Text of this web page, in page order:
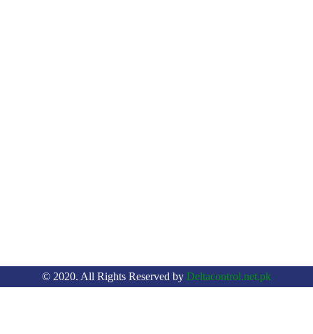
© 2020. All Rights Reserved by Deltacontrol.net.pk